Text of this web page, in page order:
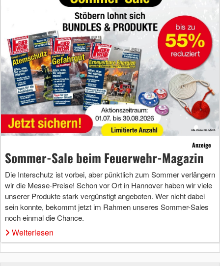
Anzeige
Sommer-Sale beim Feuerwehr-Magazin
Die Interschutz ist vorbei, aber pünktlich zum Sommer verlängern
wir die Messe-Preise! Schon vor Ort in Hannover haben wir viele
unserer Produkte stark vergünstigt angeboten. Wer nicht dabei
sein konnte, bekommt jetzt im Rahmen unseres Sommer-Sales
noch einmal die Chance.
Weiterlesen